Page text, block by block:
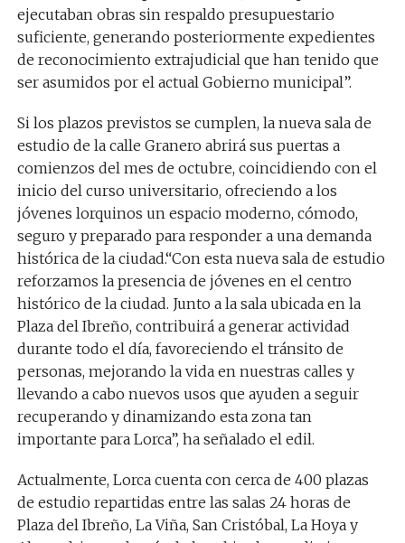
ejecutaban obras sin respaldo presupuestario
suficiente, generando posteriormente expedientes
de reconocimiento extrajudicial que han tenido que
ser asumidos por el actual Gobierno municipal”.
Si los plazos previstos se cumplen, la nueva sala de
estudio de la calle Granero abrirá sus puertas a
comienzos del mes de octubre, coincidiendo con el
inicio del curso universitario, ofreciendo a los
jóvenes lorquinos un espacio moderno, cómodo,
seguro y preparado para responder a una demanda
histórica de la ciudad.“Con esta nueva sala de estudio
reforzamos la presencia de jóvenes en el centro
histórico de la ciudad. Junto a la sala ubicada en la
Plaza del Ibreño, contribuirá a generar actividad
durante todo el día, favoreciendo el tránsito de
personas, mejorando la vida en nuestras calles y
llevando a cabo nuevos usos que ayuden a seguir
recuperando y dinamizando esta zona tan
importante para Lorca”, ha señalado el edil.
Actualmente, Lorca cuenta con cerca de 400 plazas
de estudio repartidas entre las salas 24 horas de
Plaza del Ibreño, La Viña, San Cristóbal, La Hoya y